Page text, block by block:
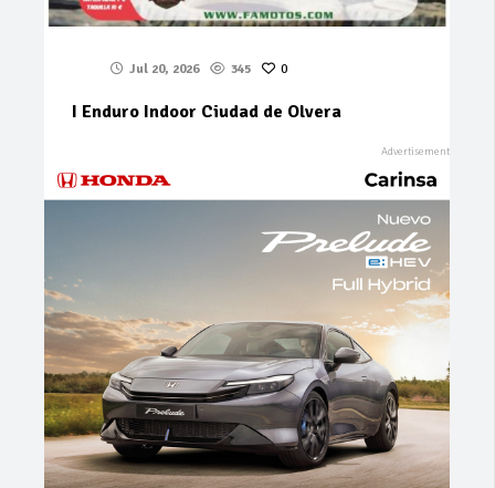
Jul 20, 2026 345 0
I Enduro Indoor Ciudad de Olvera